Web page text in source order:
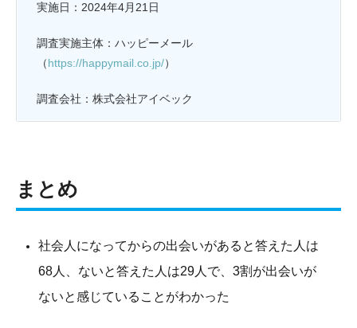
実施日：2024年4月21日
調査実施主体：ハッピーメール
（https://happymail.co.jp/）
調査会社：株式会社アイベック
まとめ
社会人になってからの出会いがあると答えた人は
68人、ないと答えた人は29人で、3割が出会いが
ないと感じていることがわかった